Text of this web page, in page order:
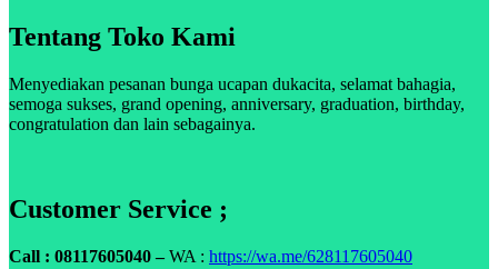
Tentang Toko Kami
Menyediakan pesanan bunga ucapan dukacita, selamat bahagia,
semoga sukses, grand opening, anniversary, graduation, birthday,
congratulation dan lain sebagainya.
Customer Service ;
Call : 08117605040 –WA : https://wa.me/628117605040